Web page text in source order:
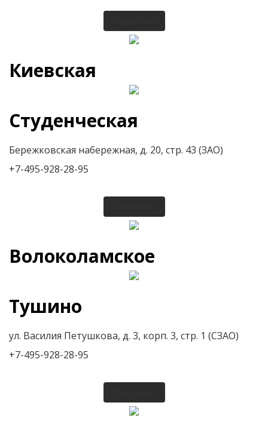
Киевская
Студенческая
Бережковская набережная, д. 20, стр. 43 (ЗАО)
+7-495-928-28-95
Волоколамское
Тушино
ул. Василия Петушкова, д. 3, корп. 3, стр. 1 (СЗАО)
+7-495-928-28-95